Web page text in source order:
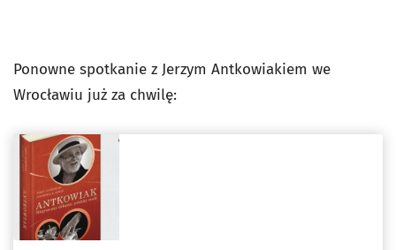
Ponowne spotkanie z Jerzym Antkowiakiem we
Wrocławiu już za chwilę: